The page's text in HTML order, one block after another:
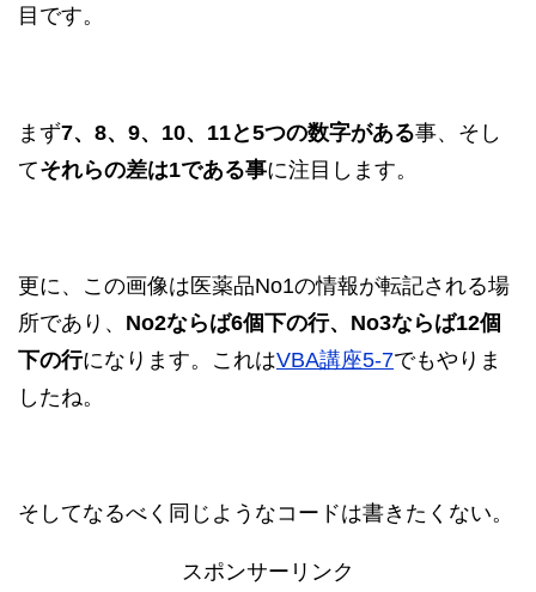
目です。
まず7、8、9、10、11と5つの数字がある事、そし
てそれらの差は1である事に注目します。
更に、この画像は医薬品No1の情報が転記される場
所であり、 No2ならば6個下の行、No3ならば12個
下の行になります。これはVBA講座5-7でもやりま
したね。
そしてなるべく同じようなコードは書きたくない。
スポンサーリンク